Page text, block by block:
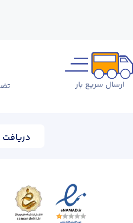
ارسال سریع بار
دریافت